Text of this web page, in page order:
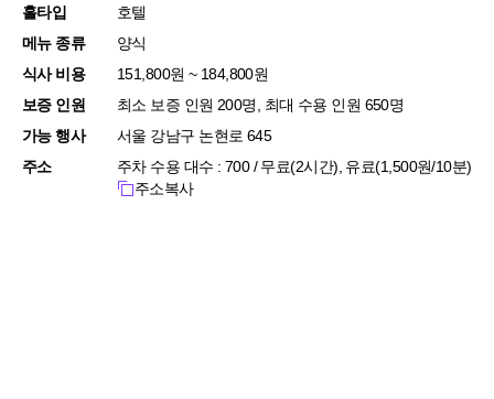
홀타입
호텔
메뉴 종류
양식
식사 비용
151,800원 ~ 184,800원
보증 인원
최소 보증 인원 200명, 최대 수용 인원 650명
가능 행사
서울 강남구 논현로 645
주소
주차 수용 대수 : 700 / 무료(2시간), 유료(1,500원/10분)
주소복사